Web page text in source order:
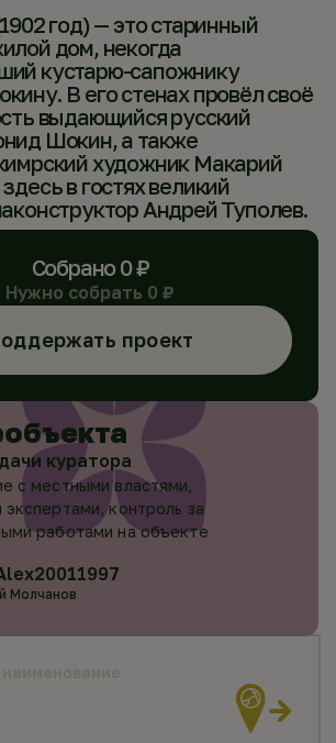
год) — это старинный
дом, некогда
кустарю-сапожнику
В его стенах провёл своё
выдающийся русский
Шокин, а также
художник Макарий
в гостях великий
Андрей Туполев.
Собрано0₽
Нужно собрать 0 ₽
проект
объекта
куратора
с местными властями,
контроль за
работами на объекте
Молчанов